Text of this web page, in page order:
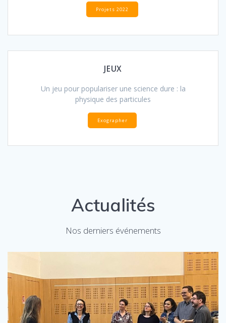
Projets 2022
JEUX
Un jeu pour populariser une science dure : la
physique des particules
Exographer
Actualités
Nos derniers événements